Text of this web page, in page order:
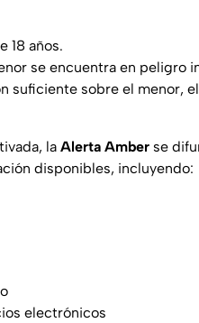
18 años.
se encuentra en peligro
suficiente sobre el menor,
la Alerta Amber se
disponibles, incluyendo:
electrónicos